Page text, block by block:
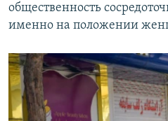
общественность
именно на положении